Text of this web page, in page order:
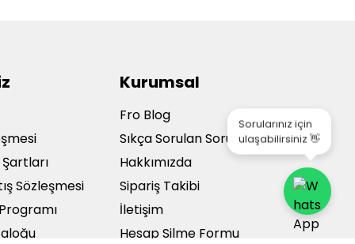
Sorularınız için
ulaşabilirsiniz 👋
Sözleşmesi
Kurumsal
Fro Blog
Sıkça Sorulan Sorular
Hakkımızda
Sipariş Takibi
İletişim
Hesap Silme Formu